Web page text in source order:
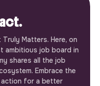
Matters. Here, on
ambitious job board in
shares all the job
Embrace the
for a better